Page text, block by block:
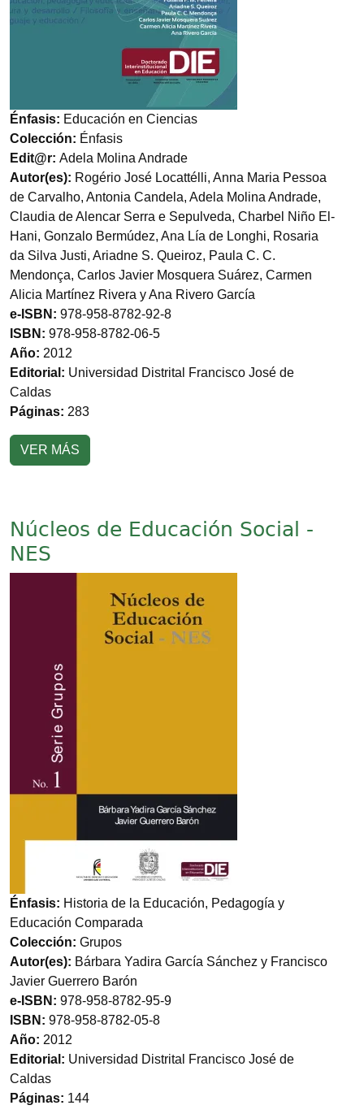
Énfasis: Educación en Ciencias
Colección: Énfasis
Edit@r: Adela Molina Andrade
Autor(es): Rogério José Locattélli, Anna Maria Pessoa
de Carvalho, Antonia Candela, Adela Molina Andrade,
Claudia de Alencar Serra e Sepulveda, Charbel Niño El-
Hani, Gonzalo Bermúdez, Ana Lía de Longhi, Rosaria
da Silva Justi, Ariadne S. Queiroz, Paula C. C.
Mendonça, Carlos Javier Mosquera Suárez, Carmen
Alicia Martínez Rivera y Ana Rivero García
e-ISBN: 978-958-8782-92-8
ISBN: 978-958-8782-06-5
Año: 2012
Editorial: Universidad Distrital Francisco José de
Caldas
Páginas: 283
VER MÁS
Núcleos de Educación Social -
NES
Énfasis: Historia de la Educación, Pedagogía y
Educación Comparada
Colección: Grupos
Autor(es): Bárbara Yadira García Sánchez y Francisco
Javier Guerrero Barón
e-ISBN: 978-958-8782-95-9
ISBN: 978-958-8782-05-8
Año: 2012
Editorial: Universidad Distrital Francisco José de
Caldas
Páginas: 144